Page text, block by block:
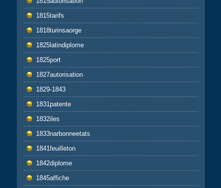
1815tarifs
1818turinsaorge
1825latindiplome
1825port
1827autorisation
1829-1843
1831patente
1832iles
1833narbonneetats
1841feuilleton
1842diplome
1845affiche